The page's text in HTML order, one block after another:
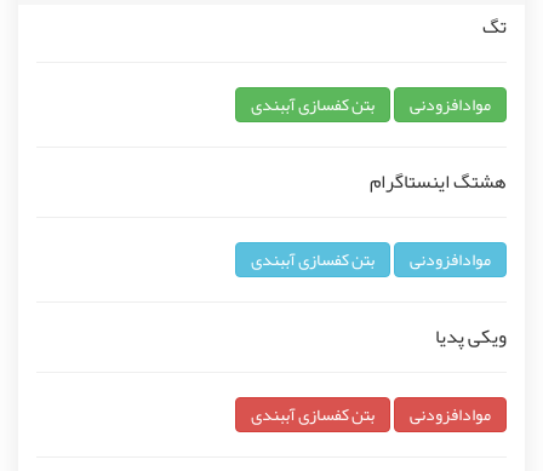
تگ
موادافزودنی بتن کفسازی آببندی
هشتگ اینستاگرام
موادافزودنی بتن کفسازی آببندی
ویکی پدیا
موادافزودنی بتن کفسازی آببندی